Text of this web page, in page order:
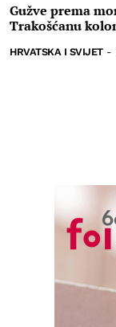
Gužve prema
Trakošćanu
HRVATSKA I SVIJET -